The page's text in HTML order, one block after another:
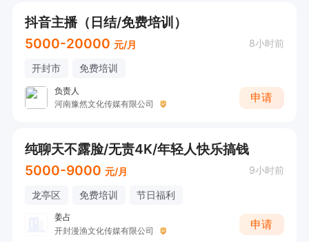
抖音主播（日结/免费培训）
5000-20000 元/月 8小时前
开封市 免费培训
负责人
河南豫然文化传媒有限公司
申请
纯聊天不露脸/无责4K/年轻人快乐搞钱
5000-9000 元/月 9小时前
龙亭区 免费培训 节日福利
姜占
开封漫渔文化传媒有限公司
申请